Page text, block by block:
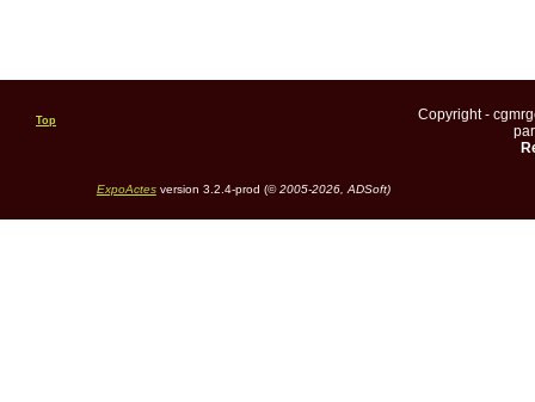
Top
Copyright -
ExpoActesversion 3.2.4-prod (©2005-2026, ADSoft)